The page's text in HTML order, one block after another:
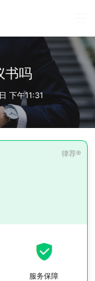
书吗
下午11:31
服务保障